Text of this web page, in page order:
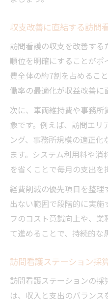
収支改善に直結する訪問
訪問看護の収支を改善す
順位を明確にすることがポ
費全体の約7割を占めるこ
働率の最適化が収益改善に
次に、車両維持費や事務
象です。例えば、訪問エリ
ング、事務所規模の適正
ます。システム利用料や
を省くことで毎月の支出を
経費削減の優先項目を整
出ない範囲で段階的に実施
フのコスト意識向上や、
て進めることで、持続的な
訪問看護ステーション採
訪問看護ステーションの
は、収入と支出のバラン